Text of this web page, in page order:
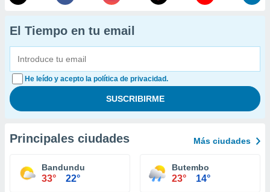
El Tiempo en tu email
He leído y acepto la política de privacidad.
Principales ciudades Más ciudades
Bandundu
33° 22°
Butembo
23° 14°